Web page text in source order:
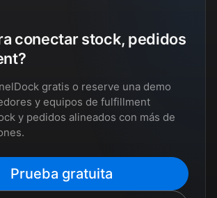
conectar stock, pedidos
gratis o reserve una demo
y equipos de fulfillment
y pedidos alineados con más de
Prueba gratuita